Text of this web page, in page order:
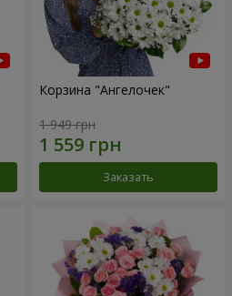
Корзина "Ангелочек"
1 949 грн
Заказать